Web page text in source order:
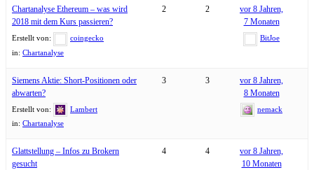
Chartanalyse Ethereum – was wird
2018 mit dem Kurs passieren?
Erstellt von:
coingecko
in: Chartanalyse
2 2
vor 8 Jahren,
7 Monaten
BitJoe
Siemens Aktie: Short-Positionen oder
abwarten?
Erstellt von:
Lambert
in: Chartanalyse
3 3
vor 8 Jahren,
8 Monaten
nemack
Glattstellung – Infos zu Brokern
gesucht
4 4
vor 8 Jahren,
10 Monaten